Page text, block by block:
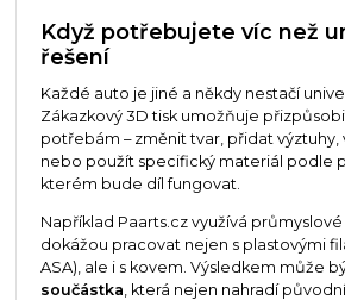
Když potřebujete víc než
řešení
Každé auto je jiné a někdy nestačí
Zákazkový 3D tisk umožňuje
potřebám – změnit tvar, přidat výztuhy,
nebo použít specifický materiál podle
kterém bude díl fungovat.
Například Paarts.cz využívá
dokážou pracovat nejen s plastovými
ASA), ale i s kovem. Výsledkem může
součástka , která nejen nahradí